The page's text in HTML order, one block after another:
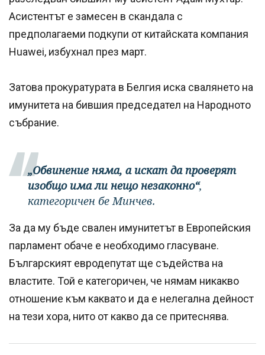
Асистентът е замесен в скандала с
предполагаеми подкупи от китайската компания
Huawei, избухнал през март.
Затова прокуратурата в Белгия иска свалянето на
имунитета на бившия председател на Народното
събрание.
„Обвинение няма, а искат да проверят
изобщо има ли нещо незаконно“,
категоричен бе Минчев.
За да му бъде свален имунитетът в Европейския
парламент обаче е необходимо гласуване.
Българският евродепутат ще съдейства на
властите. Той е категоричен, че нямам никакво
отношение към каквато и да е нелегална дейност
на тези хора, нито от какво да се притеснява.